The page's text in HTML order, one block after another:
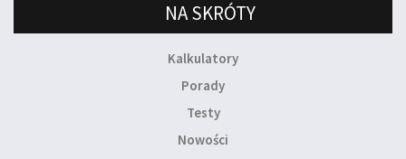
NA SKRÓTY
Kalkulatory
Porady
Testy
Nowości